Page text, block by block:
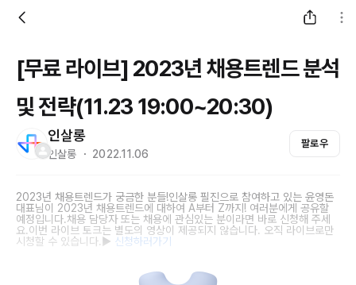
[무료 라이브] 2023년 채용트렌드 분석
및 전략(11.23 19:00~20:30)
인살롱
인살롱 ・ 2022.11.06
팔로우
2023년 채용트렌드가 궁금한 분들!인살롱 필진으로 참여하고 있는 윤영돈
대표님이 2023년 채용트렌드에 대하여 A부터 Z까지! 여러분에게 공유할
예정입니다.채용 담당자 또는 채용에 관심있는 분이라면 바로 신청해 주세
요.이번 라이브 토크는 별도의 영상이 제공되지 않습니다. 오직 라이브로만
시청할 수 있습니다.▶ 신청하러가기